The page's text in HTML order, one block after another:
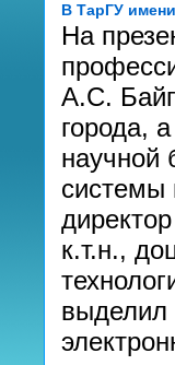
В ТарГУ
На
А.С.
города,
научной
к.т.н.,
выделил